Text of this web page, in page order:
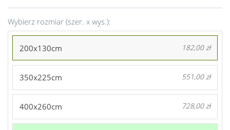
Wybierz rozmiar (szer. x wys.):
200x130cm 182,00 zł
350x225cm 551,00 zł
400x260cm 728,00 zł